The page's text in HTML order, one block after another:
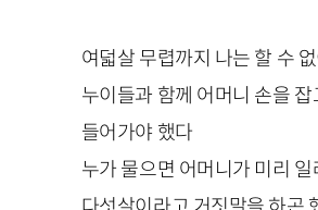
여덟살 무렵까지 나는 할 수 없
누이들과 함께 어머니 손을 잡
들어가야 했다
누가 물으면 어머니가 미리